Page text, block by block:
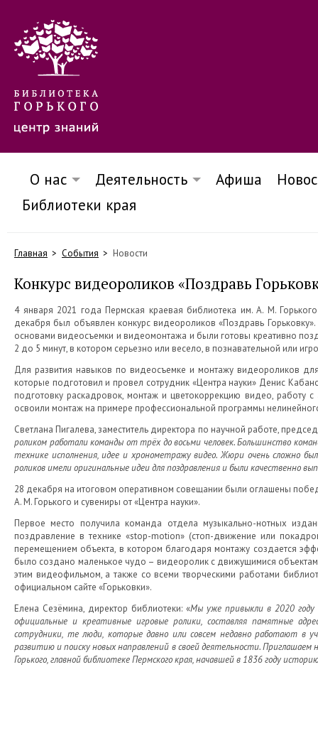
О нас Деятельность Афиша
Библиотеки края
Главная События Новости
Конкурс видеороликов «Поздравь
4 января 2021 года Пермская краевая библиотека им. А. М.
декабря был объявлен конкурс видеороликов «Поздравь
основами видеосъемки и видеомонтажа и были готовы креативно
2 до 5 минут, в котором серьезно или весело, в познавательной или
Для развития навыков по видеосъемке и монтажу видеороликов
которые подготовил и провел сотрудник «Центра науки» Денис
подготовку раскадровок, монтаж и цветокоррекцию видео, работу
освоили монтаж на примере профессиональной программы
Светлана Пигалева, заместитель директора по научной работе,
роликом работали команды от трёх до восьми человек. Большинство
технике исполнения, идее и хронометражу видео. Жюри очень сложно
роликов имели оригинальные идеи для поздравления и были качественно
28 декабря на итоговом оперативном совещании были оглашены
А. М. Горького и сувениры от «Центра науки».
Первое место получила команда отдела музыкально-нотных
поздравление в технике «stop-motion» (стоп-движение или
перемещением объекта, в котором благодаря монтажу создается
было создано маленькое чудо – видеоролик с движущимися
этим видеофильмом, а также со всеми творческими работами
официальном сайте «Горьковки».
Елена Сезёмина, директор библиотеки: «Мы уже привыкли в 2020 году
официальные и креативные игровые ролики, составляя памятные
сотрудники, те люди, которые давно или совсем недавно работают в
развитию и поиску новых направлений в своей деятельности.
Горького, главной библиотеке Пермского края, начавшей в 1836 году